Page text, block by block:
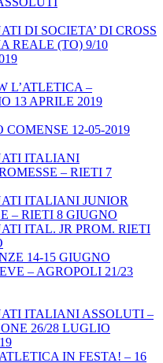
DI SOCIETA’ DI CROSS
REALE (TO) 9/10
L’ATLETICA –
13 APRILE 2019
12-05-2019
ITALIANI
– RIETI 7
ITALIANI JUNIOR
– RIETI 8 GIUGNO
ITAL. JR PROM. RIETI
14-15 GIUGNO
– AGROPOLI 21/23
ITALIANI ASSOLUTI –
26/28 LUGLIO
IN FESTA! – 16